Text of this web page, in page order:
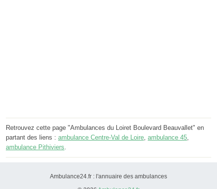
Retrouvez cette page "Ambulances du Loiret Boulevard Beauvallet" en
partant des liens : ambulance Centre-Val de Loire ambulance 45
ambulance Pithiviers
Ambulance24.fr : l'annuaire des ambulances